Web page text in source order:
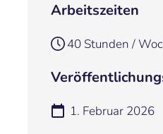
Arbeitszeiten
40 Stunden /
1. Februar 2026